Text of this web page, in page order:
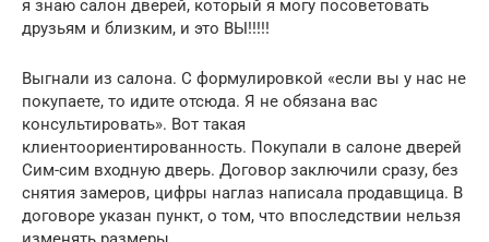
я знаю салон дверей, который я могу посоветовать
друзьям и близким, и это ВЫ!!!!!
Выгнали из салона. С формулировкой «если вы у нас не
покупаете, то идите отсюда. Я не обязана вас
консультировать». Вот такая
клиентоориентированность. Покупали в салоне дверей
Сим-сим входную дверь. Договор заключили сразу, без
снятия замеров, цифры наглаз написала продавщица. В
договоре указан пункт, о том, что впоследствии нельзя